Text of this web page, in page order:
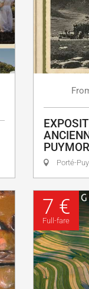
Porté-
7 €
Full-fare